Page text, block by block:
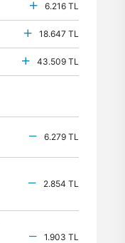
6.216 TL
18.647 TL
43.509 TL
6.279 TL
2.854 TL
1.903 TL